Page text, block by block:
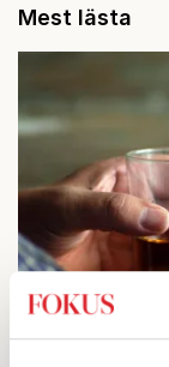
Mest lästa
STICKET